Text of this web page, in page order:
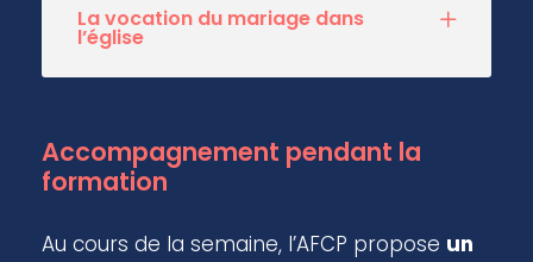
La vocation du mariage dans
l’église
Accompagnement pendant la
formation
Au cours de la semaine, l’AFCP propose un